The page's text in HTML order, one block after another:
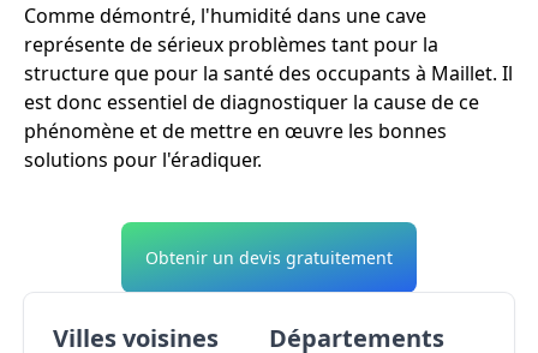
Comme démontré, l'humidité dans une cave
représente de sérieux problèmes tant pour la
structure que pour la santé des occupants à Maillet. Il
est donc essentiel de diagnostiquer la cause de ce
phénomène et de mettre en œuvre les bonnes
solutions pour l'éradiquer.
Obtenir un devis gratuitement
Villes voisines Départements